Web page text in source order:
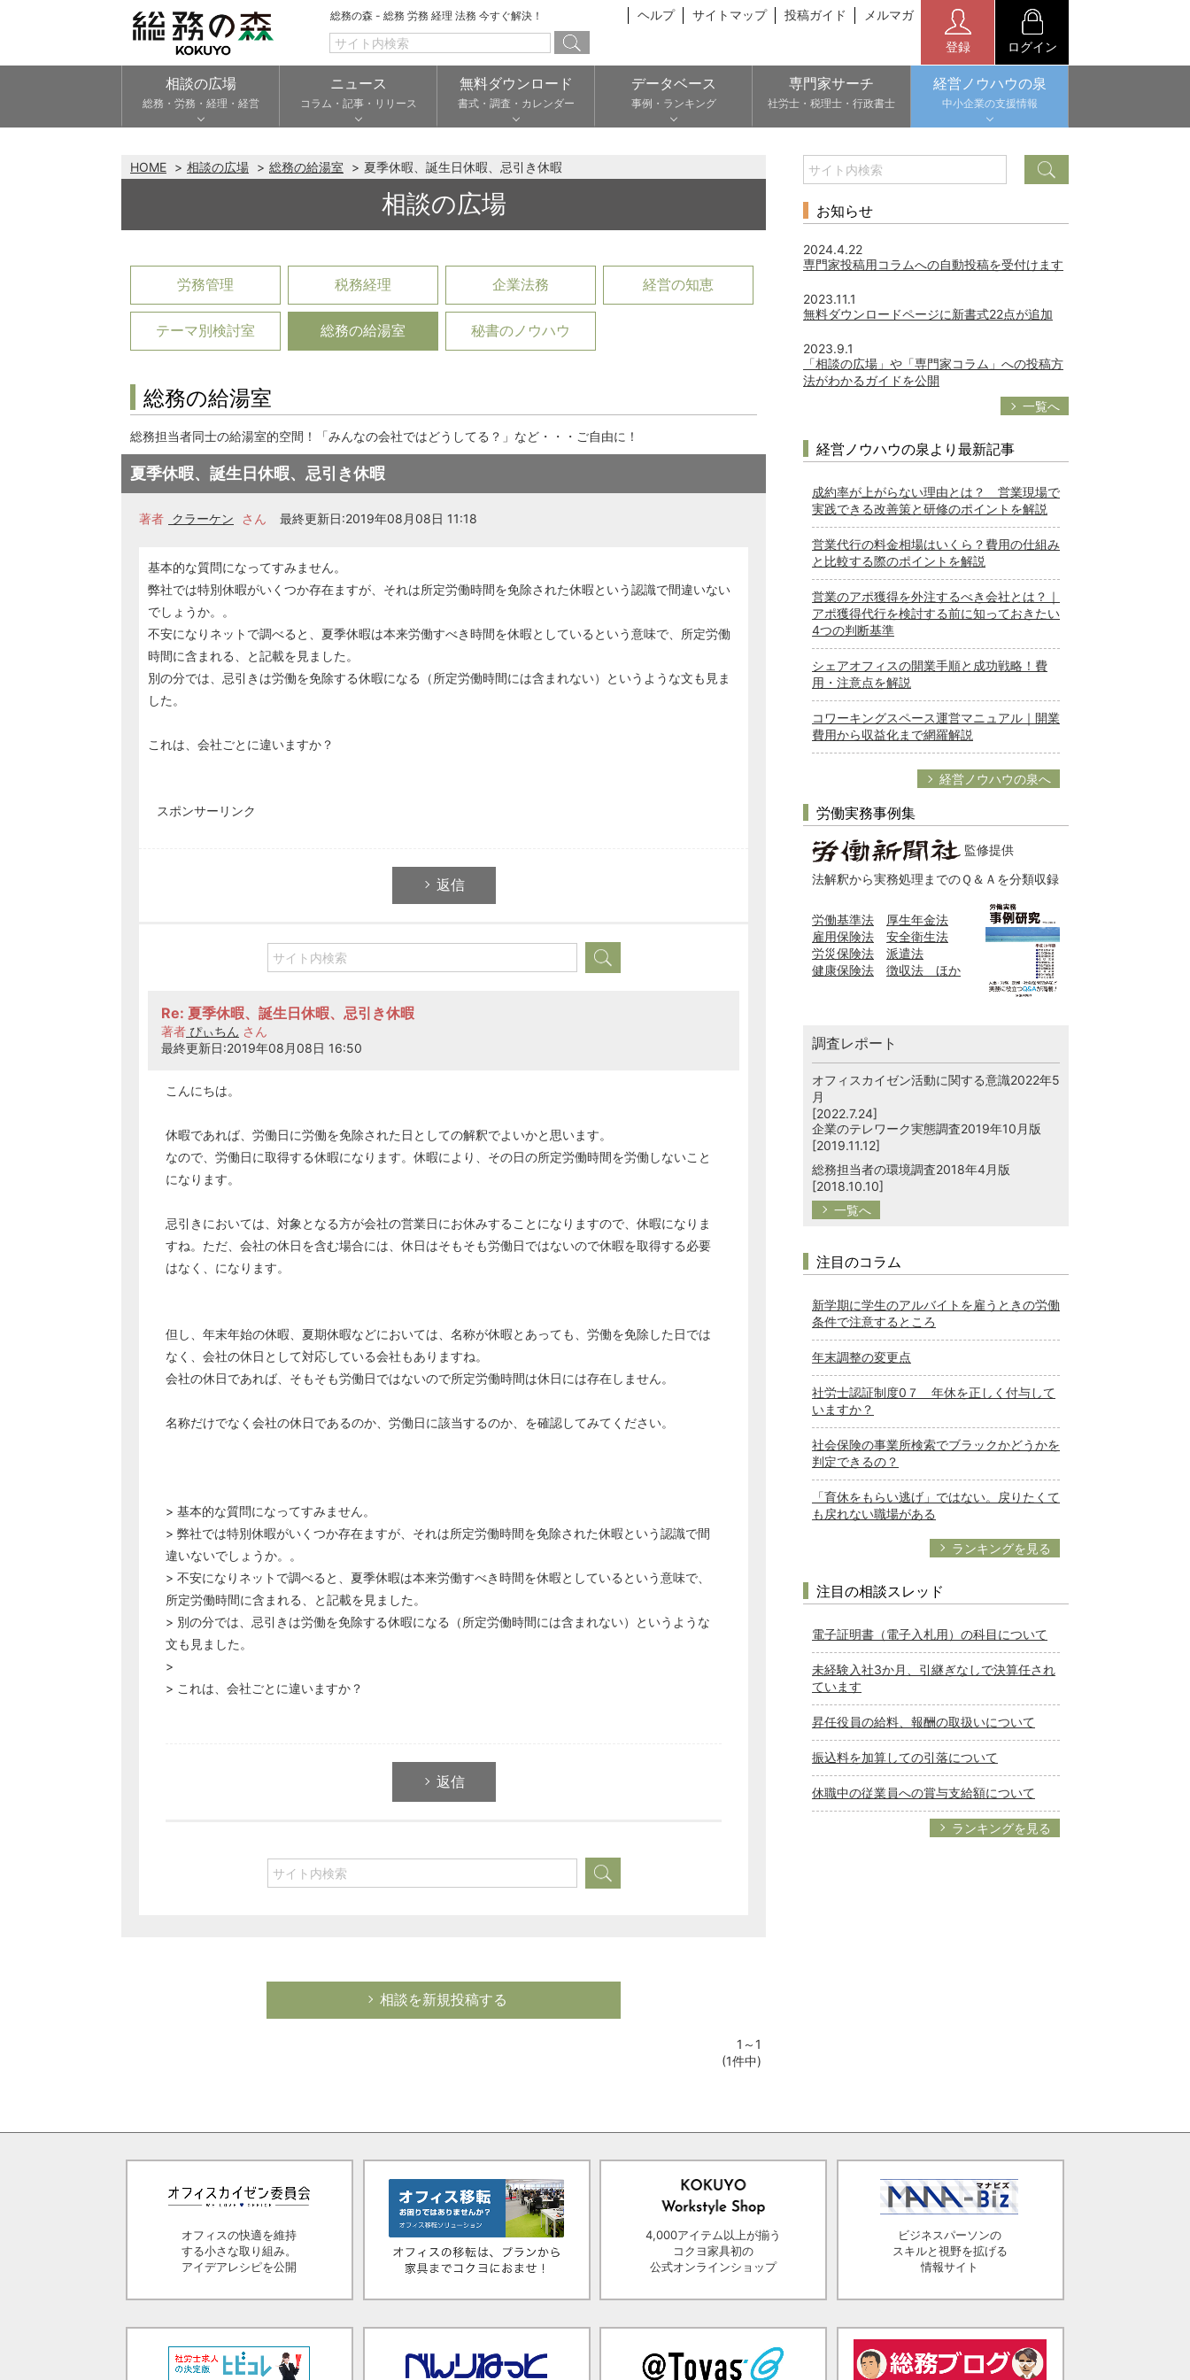
総務の森 - 総務 労務 経理 法務 今すぐ解決！ ヘルプ サイトマップ 投稿ガイド メルマガ
登録 ログイン
相談の広場
総務・労務・経理・経営
ニュース
コラム・記事・リリース
無料ダウンロード
書式・調査・カレンダー
データベース
事例・ランキング
専門家サーチ
社労士・税理士・行政書士
経営ノウハウの泉
中小企業の支援情報
HOME 相談の広場 総務の給湯室 夏季休暇、誕生日休暇、忌引き休暇
相談の広場
労務管理 税務経理 企業法務 経営の知恵
テーマ別検討室 総務の給湯室 秘書のノウハウ
総務の給湯室
総務担当者同士の給湯室的空間！「みんなの会社ではどうしてる？」など・・・ご自由に！
夏季休暇、誕生日休暇、忌引き休暇
著者 クラーケン さん 最終更新日:2019年08月08日 11:18
基本的な質問になってすみません。
弊社では特別休暇がいくつか存在ますが、それは所定労働時間を免除された休暇という認識で間違いない
でしょうか。。
不安になりネットで調べると、夏季休暇は本来労働すべき時間を休暇としているという意味で、所定労働
時間に含まれる、と記載を見ました。
別の分では、忌引きは労働を免除する休暇になる（所定労働時間には含まれない）というような文も見ま
した。
これは、会社ごとに違いますか？
スポンサーリンク
返信
Re: 夏季休暇、誕生日休暇、忌引き休暇
著者 ぴぃちん さん
最終更新日:2019年08月08日 16:50
こんにちは。
休暇であれば、労働日に労働を免除された日としての解釈でよいかと思います。
なので、労働日に取得する休暇になります。休暇により、その日の所定労働時間を労働しないこと
になります。
忌引きにおいては、対象となる方が会社の営業日にお休みすることになりますので、休暇になりま
すね。ただ、会社の休日を含む場合には、休日はそもそも労働日ではないので休暇を取得する必要
はなく、になります。
但し、年末年始の休暇、夏期休暇などにおいては、名称が休暇とあっても、労働を免除した日では
なく、会社の休日として対応している会社もありますね。
会社の休日であれば、そもそも労働日ではないので所定労働時間は休日には存在しません。
名称だけでなく会社の休日であるのか、労働日に該当するのか、を確認してみてください。
> 基本的な質問になってすみません。
> 弊社では特別休暇がいくつか存在ますが、それは所定労働時間を免除された休暇という認識で間
違いないでしょうか。。
> 不安になりネットで調べると、夏季休暇は本来労働すべき時間を休暇としているという意味で、
所定労働時間に含まれる、と記載を見ました。
> 別の分では、忌引きは労働を免除する休暇になる（所定労働時間には含まれない）というような
文も見ました。
>
> これは、会社ごとに違いますか？
返信
相談を新規投稿する
労務管理
企業法務
総務の給湯室
1～1
(1件中)
お知らせ
2024.4.22
専門家投稿用コラムへの自動投稿を受付けます
2023.11.1
無料ダウンロードページに新書式22点が追加
2023.9.1
「相談の広場」や「専門家コラム」への投稿方
法がわかるガイドを公開
一覧へ
経営ノウハウの泉より最新記事
成約率が上がらない理由とは？ 営業現場で
実践できる改善策と研修のポイントを解説
営業代行の料金相場はいくら？費用の仕組み
と比較する際のポイントを解説
営業のアポ獲得を外注するべき会社とは？｜
アポ獲得代行を検討する前に知っておきたい
4つの判断基準
シェアオフィスの開業手順と成功戦略！費
用・注意点を解説
コワーキングスペース運営マニュアル｜開業
費用から収益化まで網羅解説
経営ノウハウの泉へ
労働実務事例集
監修提供
法解釈から実務処理までのＱ＆Ａを分類収録
労働基準法
厚生年金法
雇用保険法
安全衛生法
労災保険法
派遣法
健康保険法
徴収法 ほか
調査レポート
オフィスカイゼン活動に関する意識2022年5
月
[2022.7.24]
企業のテレワーク実態調査2019年10月版
[2019.11.12]
総務担当者の環境調査2018年4月版
[2018.10.10]
一覧へ
注目のコラム
新学期に学生のアルバイトを雇うときの労働
条件で注意するところ
年末調整の変更点
社労士認証制度0７ 年休を正しく付与して
いますか？
社会保険の事業所検索でブラックかどうかを
判定できるの？
「育休をもらい逃げ」ではない。戻りたくて
も戻れない職場がある
ランキングを見る
注目の相談スレッド
電子証明書（電子入札用）の科目について
未経験入社3か月、引継ぎなしで決算任され
ています
昇任役員の給料、報酬の取扱いについて
振込料を加算しての引落について
休職中の従業員への賞与支給額について
ランキングを見る
オフィスの快適を維持
する小さな取り組み。
アイデアレシピを公開
4,000アイテム以上が揃う
コクヨ家具初の
公式オンラインショップ
ビジネスパーソンの
スキルと視野を拡げる
情報サイト